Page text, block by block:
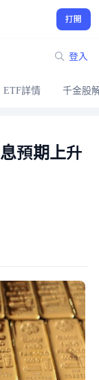
打開
登入
ETF詳情 千金股
預期上升